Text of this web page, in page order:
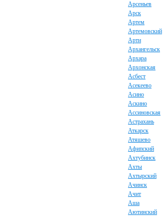
Арсеньев
Арск
Артем
Артемовский
Арти
Архангельск
Архара
Архонская
Асбест
Асекеево
Асино
Аскино
Ассиновская
Астрахань
Аткарск
Атяшево
Афипский
Ахтубинск
Ахты
Ахтырский
Ачинск
Ачит
Аша
Аютинский